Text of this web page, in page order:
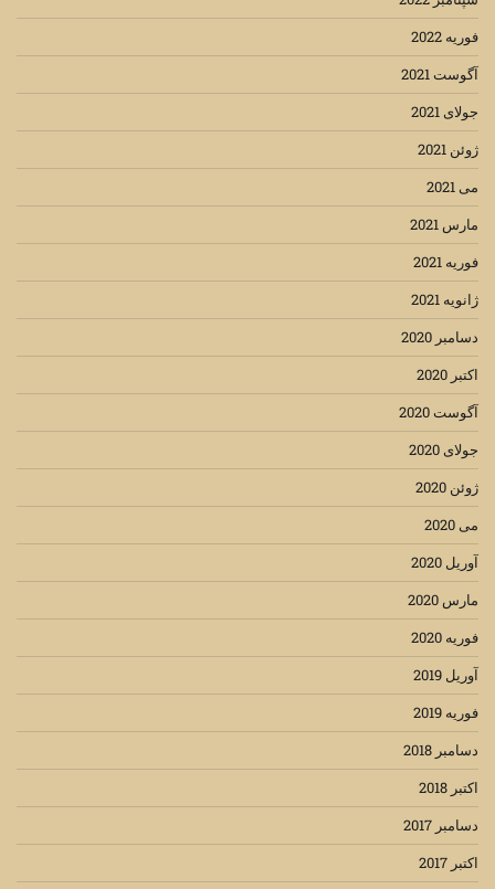
فوریه 2022
آگوست 2021
جولای 2021
ژوئن 2021
می 2021
مارس 2021
فوریه 2021
ژانویه 2021
دسامبر 2020
اکتبر 2020
آگوست 2020
جولای 2020
ژوئن 2020
می 2020
آوریل 2020
مارس 2020
فوریه 2020
آوریل 2019
فوریه 2019
دسامبر 2018
اکتبر 2018
دسامبر 2017
اکتبر 2017